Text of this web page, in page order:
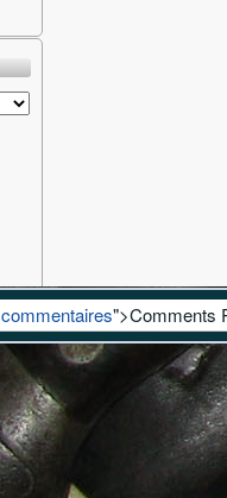
">Comments